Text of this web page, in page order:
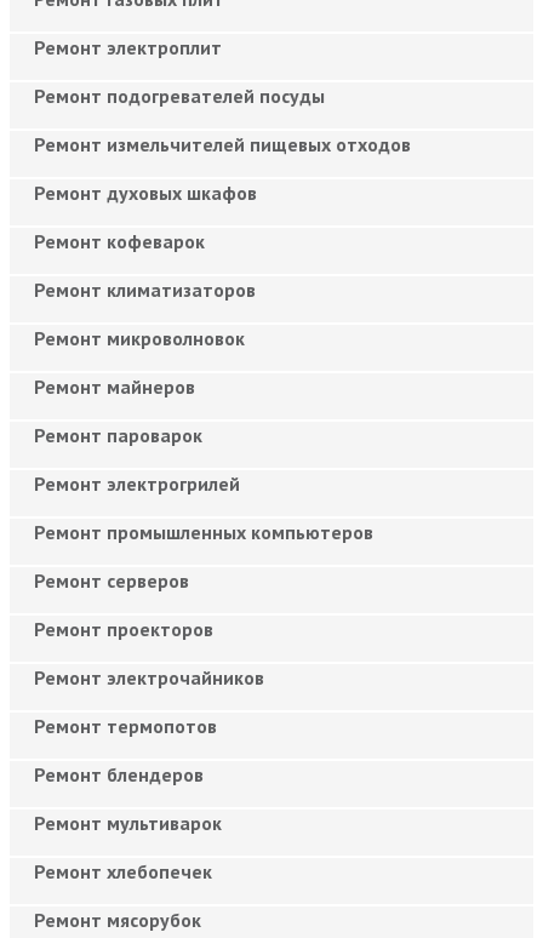
Ремонт электроплит
Ремонт подогревателей посуды
Ремонт измельчителей пищевых отходов
Ремонт духовых шкафов
Ремонт кофеварок
Ремонт климатизаторов
Ремонт микроволновок
Ремонт майнеров
Ремонт пароварок
Ремонт электрогрилей
Ремонт промышленных компьютеров
Ремонт серверов
Ремонт проекторов
Ремонт электрочайников
Ремонт термопотов
Ремонт блендеров
Ремонт мультиварок
Ремонт хлебопечек
Ремонт мясорубок